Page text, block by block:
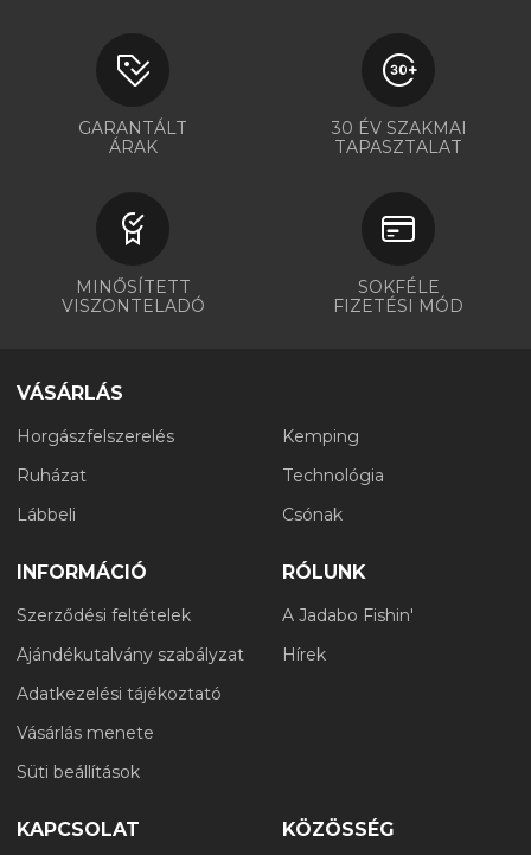
GARANTÁLT
ÁRAK
30 ÉV SZAKMAI
TAPASZTALAT
MINŐSÍTETT
VISZONTELADÓ
SOKFÉLE
FIZETÉSI MÓD
VÁSÁRLÁS
Horgászfelszerelés
Ruházat
Lábbeli
Kemping
Technológia
Csónak
INFORMÁCIÓ
Szerződési feltételek
Ajándékutalvány szabályzat
Adatkezelési tájékoztató
Vásárlás menete
Süti beállítások
RÓLUNK
A Jadabo Fishin'
Hírek
KAPCSOLAT KÖZÖSSÉG